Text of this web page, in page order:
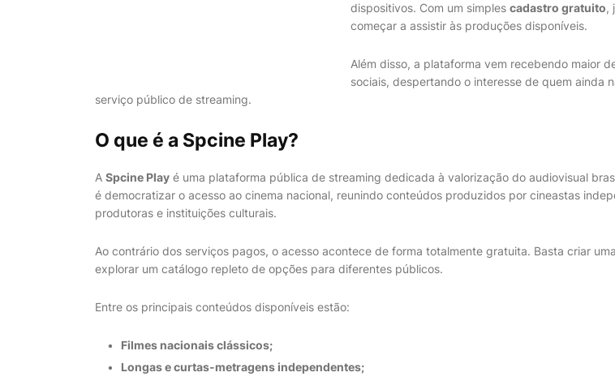
dispositivos. Com um simples cadastro gratuito,
começar a assistir às produções disponíveis.
Além disso, a plataforma vem recebendo maior
sociais, despertando o interesse de quem ainda
serviço público de streaming.
O que é a Spcine Play?
A Spcine Play é uma plataforma pública de streaming dedicada à valorização do audiovisual
é democratizar o acesso ao cinema nacional, reunindo conteúdos produzidos por cineastas
produtoras e instituições culturais.
Ao contrário dos serviços pagos, o acesso acontece de forma totalmente gratuita. Basta criar
explorar um catálogo repleto de opções para diferentes públicos.
Entre os principais conteúdos disponíveis estão:
Filmes nacionais clássicos;
Longas e curtas-metragens independentes;